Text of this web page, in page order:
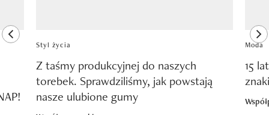
previous element
Styl życia
Z taśmy produkcyjnej do naszych
torebek. Sprawdziliśmy, jak powstają
nasze ulubione gumy
Moda
15